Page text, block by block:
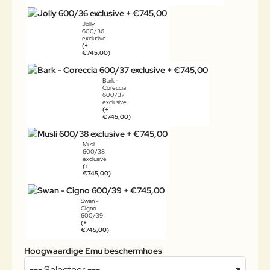
Jolly
600/36
exclusive
(+
€745,00)
Bark -
Coreccia
600/37
exclusive
(+
€745,00)
Musli
600/38
exclusive
(+
€745,00)
Swan -
Cigno
600/39
(+
€745,00)
Hoogwaardige Emu beschermhoes